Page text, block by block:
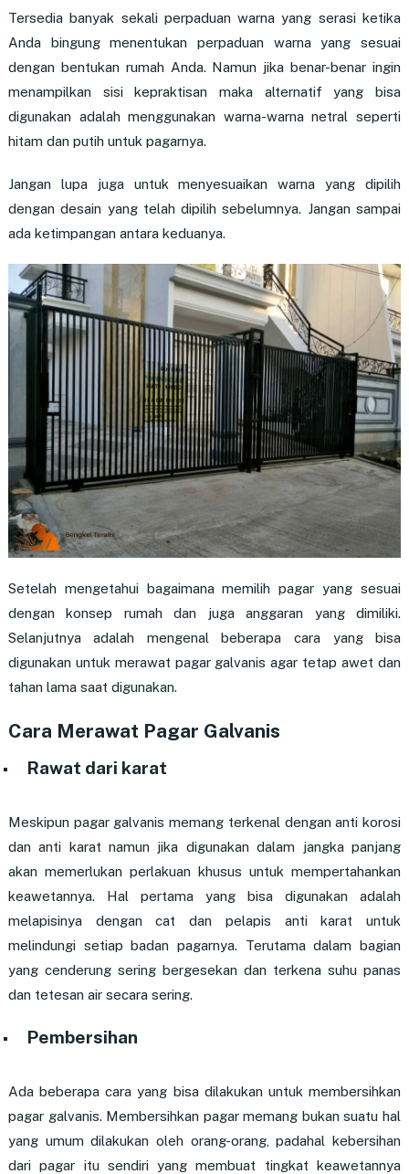
Tersedia banyak sekali perpaduan warna yang serasi ketika
Anda bingung menentukan perpaduan warna yang sesuai
dengan bentukan rumah Anda. Namun jika benar-benar ingin
menampilkan sisi kepraktisan maka alternatif yang bisa
digunakan adalah menggunakan warna-warna netral seperti
hitam dan putih untuk pagarnya.
Jangan lupa juga untuk menyesuaikan warna yang dipilih
dengan desain yang telah dipilih sebelumnya. Jangan sampai
ada ketimpangan antara keduanya.
Setelah mengetahui bagaimana memilih pagar yang sesuai
dengan konsep rumah dan juga anggaran yang dimiliki.
Selanjutnya adalah mengenal beberapa cara yang bisa
digunakan untuk merawat pagar galvanis agar tetap awet dan
tahan lama saat digunakan.
Cara Merawat Pagar Galvanis
Rawat dari karat
Meskipun pagar galvanis memang terkenal dengan anti korosi
dan anti karat namun jika digunakan dalam jangka panjang
akan memerlukan perlakuan khusus untuk mempertahankan
keawetannya. Hal pertama yang bisa digunakan adalah
melapisinya dengan cat dan pelapis anti karat untuk
melindungi setiap badan pagarnya. Terutama dalam bagian
yang cenderung sering bergesekan dan terkena suhu panas
dan tetesan air secara sering.
Pembersihan
Ada beberapa cara yang bisa dilakukan untuk membersihkan
pagar galvanis. Membersihkan pagar memang bukan suatu hal
yang umum dilakukan oleh orang-orang, padahal kebersihan
dari pagar itu sendiri yang membuat tingkat keawetannya